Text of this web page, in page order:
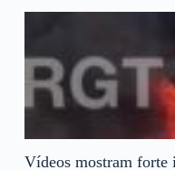
Vídeos mostram forte